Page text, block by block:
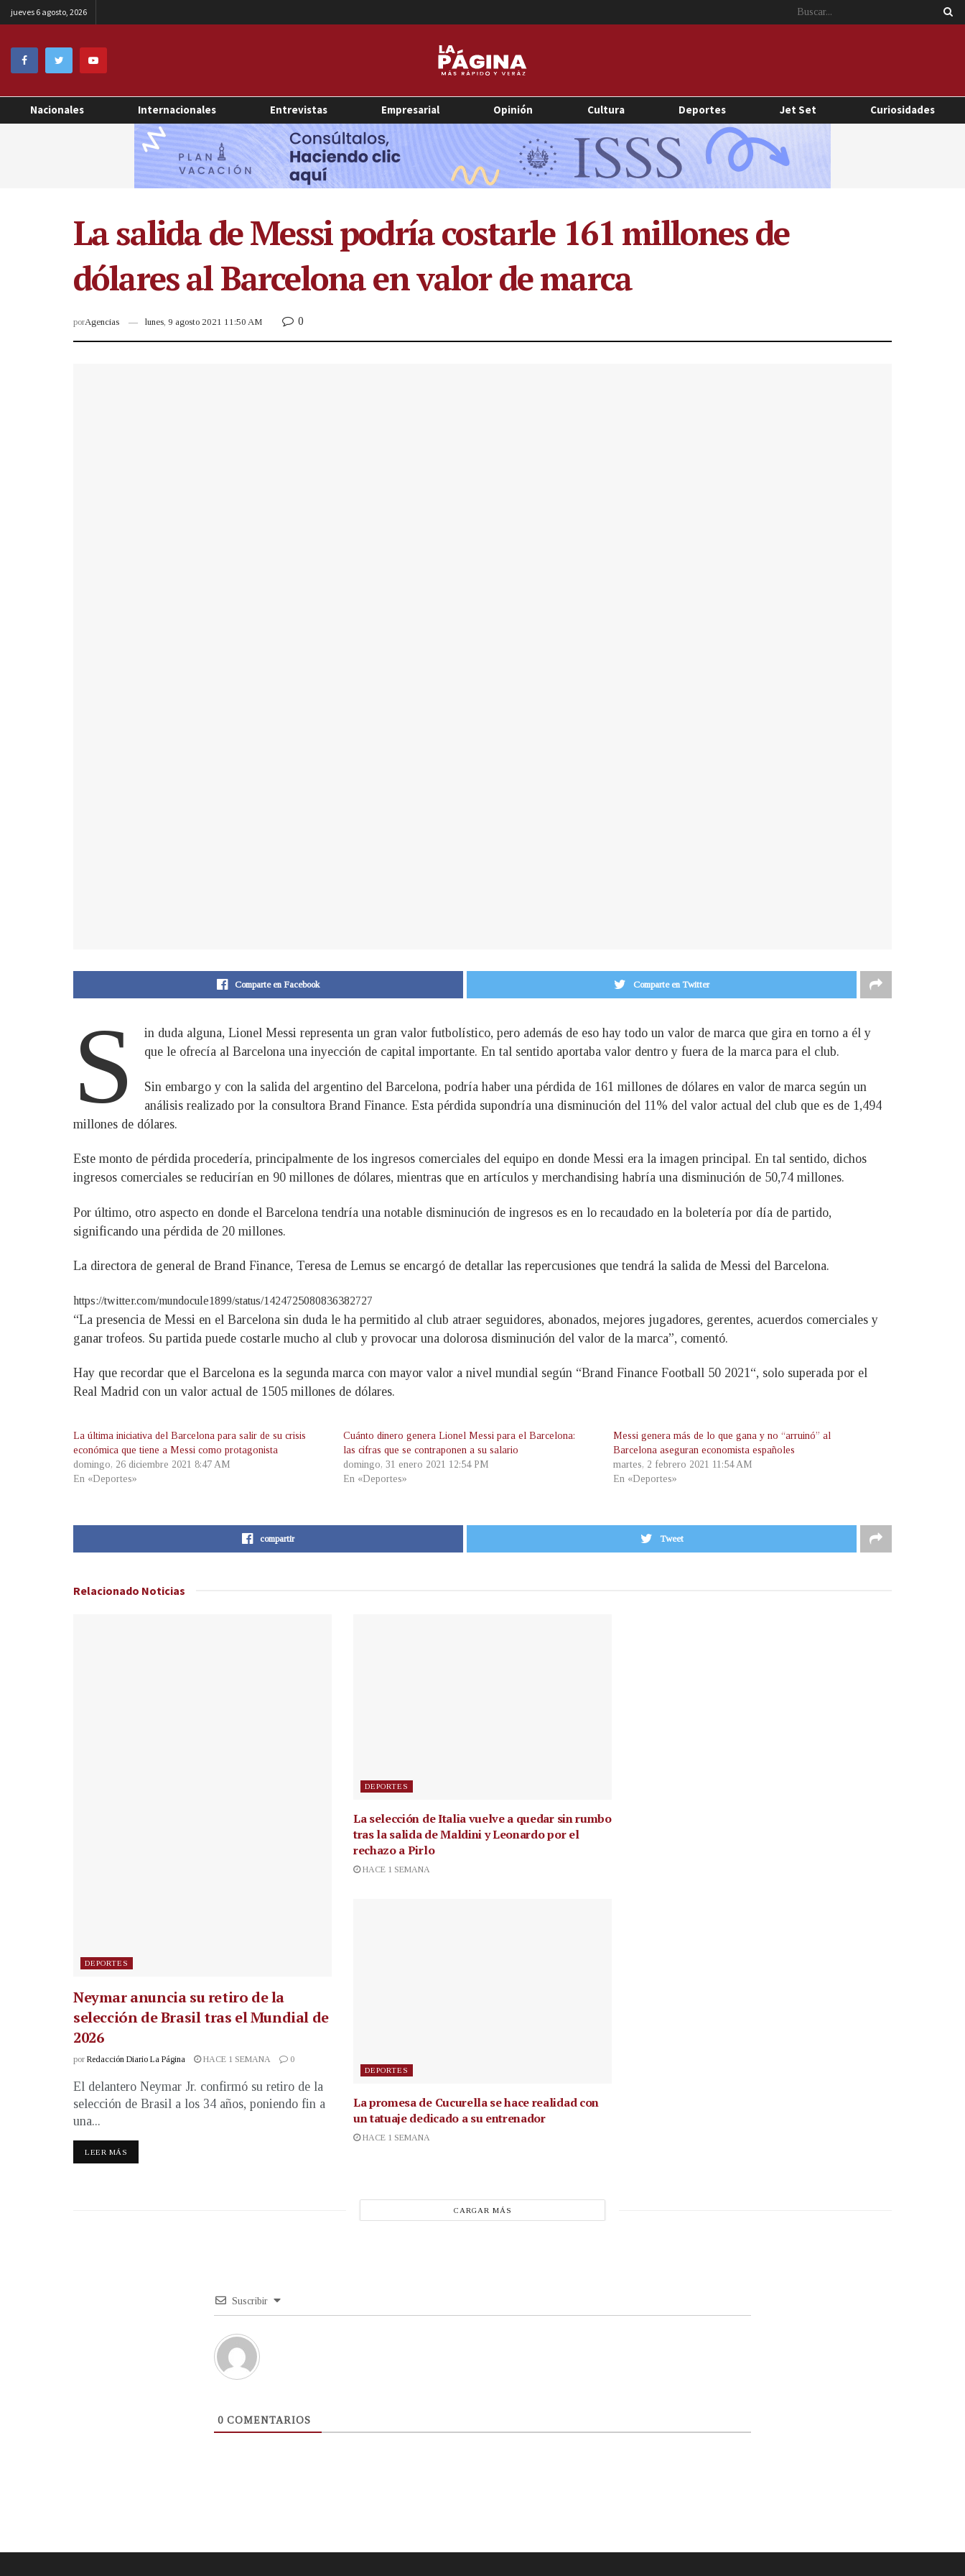
jueves 6 agosto, 2026
Nacionales Internacionales Entrevistas Empresarial Opinión Cultura Deportes Jet Set Curiosidades
La salida de Messi podría costarle 161 millones de
dólares al Barcelona en valor de marca
porAgencias lunes, 9 agosto 2021 11:50 AM 0
Comparte en Facebook Comparte en Twitter
S
in duda alguna, Lionel Messi representa un gran valor futbolístico, pero además de eso hay todo un valor de marca que gira en torno a él y
que le ofrecía al Barcelona una inyección de capital importante. En tal sentido aportaba valor dentro y fuera de la marca para el club.
Sin embargo y con la salida del argentino del Barcelona, podría haber una pérdida de 161 millones de dólares en valor de marca según un
análisis realizado por la consultora Brand Finance. Esta pérdida supondría una disminución del 11% del valor actual del club que es de 1,494
millones de dólares.
Este monto de pérdida procedería, principalmente de los ingresos comerciales del equipo en donde Messi era la imagen principal. En tal sentido, dichos
ingresos comerciales se reducirían en 90 millones de dólares, mientras que en artículos y merchandising habría una disminución de 50,74 millones.
Por último, otro aspecto en donde el Barcelona tendría una notable disminución de ingresos es en lo recaudado en la boletería por día de partido,
significando una pérdida de 20 millones.
La directora de general de Brand Finance, Teresa de Lemus se encargó de detallar las repercusiones que tendrá la salida de Messi del Barcelona.
https://twitter.com/mundocule1899/status/1424725080836382727
“La presencia de Messi en el Barcelona sin duda le ha permitido al club atraer seguidores, abonados, mejores jugadores, gerentes, acuerdos comerciales y
ganar trofeos. Su partida puede costarle mucho al club y provocar una dolorosa disminución del valor de la marca”, comentó.
Hay que recordar que el Barcelona es la segunda marca con mayor valor a nivel mundial según “Brand Finance Football 50 2021“, solo superada por el
Real Madrid con un valor actual de 1505 millones de dólares.
La última iniciativa del Barcelona para salir de su crisis
económica que tiene a Messi como protagonista
domingo, 26 diciembre 2021 8:47 AM
En «Deportes»
Cuánto dinero genera Lionel Messi para el Barcelona:
las cifras que se contraponen a su salario
domingo, 31 enero 2021 12:54 PM
En «Deportes»
Messi genera más de lo que gana y no “arruinó” al
Barcelona aseguran economista españoles
martes, 2 febrero 2021 11:54 AM
En «Deportes»
compartir Tweet
Relacionado Noticias
DEPORTES
Neymar anuncia su retiro de la
selección de Brasil tras el Mundial de
2026
por Redacción Diario La Página HACE 1 SEMANA 0
El delantero Neymar Jr. confirmó su retiro de la
selección de Brasil a los 34 años, poniendo fin a
una...
LEER MÁS
DEPORTES
La selección de Italia vuelve a quedar sin rumbo
tras la salida de Maldini y Leonardo por el
rechazo a Pirlo
HACE 1 SEMANA
DEPORTES
La promesa de Cucurella se hace realidad con
un tatuaje dedicado a su entrenador
HACE 1 SEMANA
CARGAR MÁS
Suscribir
0 COMENTARIOS